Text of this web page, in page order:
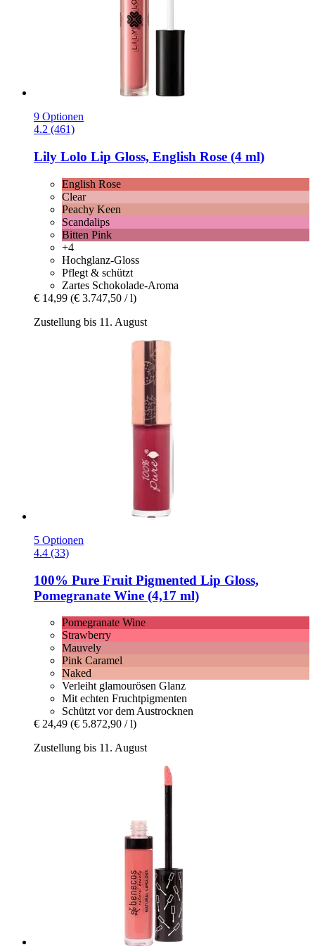
9 Optionen
4.2 (461)
Lily Lolo Lip Gloss, English Rose (4 ml)
English Rose
Clear
Peachy Keen
Scandalips
Bitten Pink
+4
Hochglanz-Gloss
Pflegt & schützt
Zartes Schokolade-Aroma
€ 14,99 (€ 3.747,50 / l)
Zustellung bis 11. August
5 Optionen
4.4 (33)
100% Pure Fruit Pigmented Lip Gloss,
Pomegranate Wine (4,17 ml)
Pomegranate Wine
Strawberry
Mauvely
Pink Caramel
Naked
Verleiht glamourösen Glanz
Mit echten Fruchtpigmenten
Schützt vor dem Austrocknen
€ 24,49 (€ 5.872,90 / l)
Zustellung bis 11. August